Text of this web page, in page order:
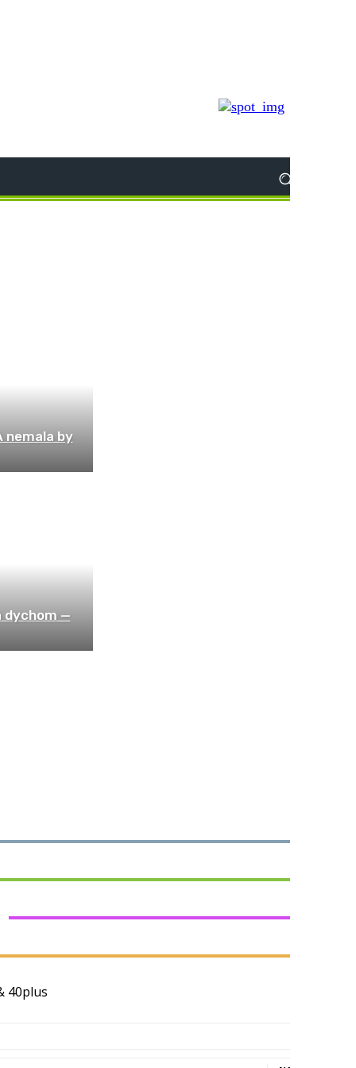
nemala by
dychom —
40plus